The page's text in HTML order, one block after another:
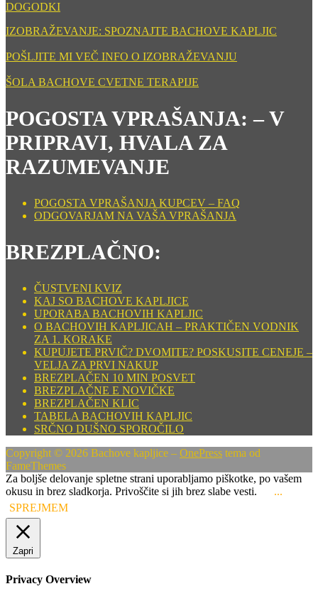
DOGODKI
IZOBRAŽEVANJE: SPOZNAJTE BACHOVE KAPLJIC
POŠLJITE MI VEČ INFO O IZOBRAŽEVANJU
ŠOLA BACHOVE CVETNE TERAPIJE
POGOSTA VPRAŠANJA: – V
PRIPRAVI, HVALA ZA
RAZUMEVANJE
POGOSTA VPRAŠANJA KUPCEV – FAQ
ODGOVARJAM NA VAŠA VPRAŠANJA
BREZPLAČNO:
ČUSTVENI KVIZ
KAJ SO BACHOVE KAPLJICE
UPORABA BACHOVIH KAPLJIC
O BACHOVIH KAPLJICAH – PRAKTIČEN VODNIK
ZA 1. KORAKE
KUPUJETE PRVIČ? DVOMITE? POSKUSITE CENEJE –
VELJA ZA PRVI NAKUP
BREZPLAČEN 10 MIN POSVET
BREZPLAČNE E NOVIČKE
BREZPLAČEN KLIC
TABELA BACHOVIH KAPLJIC
SRČNO DUŠNO SPOROČILO
Copyright © 2026 Bachove kapljice – OnePress tema od
FameThemes
Za boljše delovanje spletne strani uporabljamo piškotke, po vašem
okusu in brez sladkorja. Privoščite si jih brez slabe vesti.
...
SPREJMEM
Zapri
Privacy Overview